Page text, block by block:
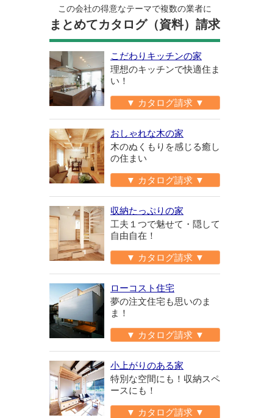
この会社の得意なテーマで複数の業者に
まとめてカタログ（資料）請求
こだわりキッチンの家
理想のキッチンで快適住ま
い！
▼ カタログ請求 ▼
おしゃれな木の家
木のぬくもりを感じる癒し
の住まい
▼ カタログ請求 ▼
収納たっぷりの家
工夫１つで魅せて・隠して
自由自在！
▼ カタログ請求 ▼
ローコスト住宅
夢の注文住宅も思いのま
ま！
▼ カタログ請求 ▼
小上がりのある家
特別な空間にも！収納スペ
ースにも！
▼ カタログ請求 ▼